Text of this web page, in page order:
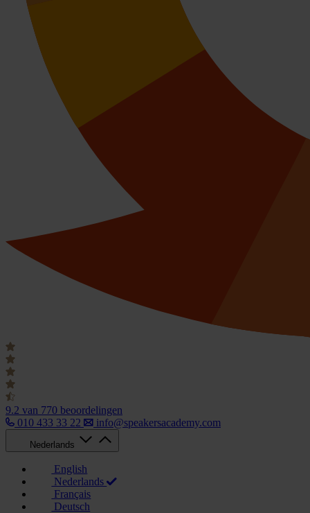
9.2 van 770 beoordelingen
010 433 33 22
info@speakersacademy.com
Nederlands
English
Nederlands
Français
Deutsch